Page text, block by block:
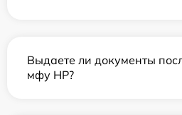
Выдаете ли документы
мфу HP?